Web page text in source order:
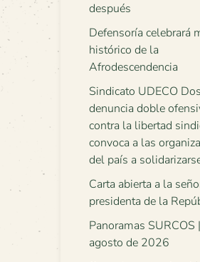
después
Defensoría celebrará
histórico de la
Afrodescendencia
Sindicato UDECO
denuncia doble
contra la libertad
convoca a las
del país a
Carta abierta a la
presidenta de la
Panoramas SURCOS
agosto de 2026